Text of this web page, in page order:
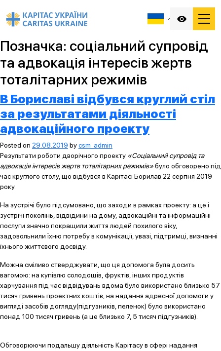
Позначка: соціальний супровід
та адвокація інтересів жертв
тоталітарних режимів
В Бориславі відбувся круглий стіл
за результатами діяльності
адвокаційного проекту
Posted on 29.08.2019 bycsm_admin
Результати роботи дворічного проекту «Соціальний супровід та
адвокація інтересів жертв тоталітарних режимів»було обговорено під
час круглого столу, що відбувся в Карітасі Борилав 22 серпня 2019
року.
На зустрічі було підсумовано, що заходи в рамках проекту: а це і
зустрічі поколінь, відвідини на дому, адвокаційні та інформаційні
послуги значно покращили життя людей похилого віку,
задовольнили їхню потребу в комунікації, увазі, підтримці, визнанні
їхнього життєвого досвіду.
Можна сміливо стверджувати, що ця допомога була досить
вагомою: на купівлю солодощів, фруктів, інших продуктів
харчування під час відвідувань вдома було використано близько 57
тисяч гривень проектних коштів, на надання адресної допомоги у
вигляді засобів догляду(підгузників, пеленок) було використано
понад 100 тисяч гривень (а це близько 7, 5 тисяч підгузників).
Обговорюючи подальшу діяльність Карітасу в сфері надання